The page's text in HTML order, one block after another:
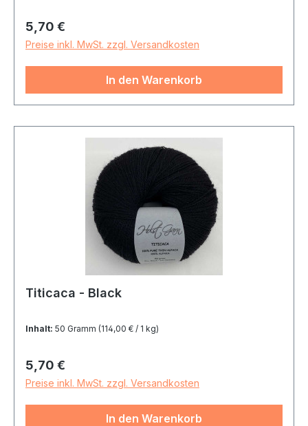
Regulärer Preis:
5,70 €
Preise inkl. MwSt. zzgl. Versandkosten
In den Warenkorb
Titicaca - Black
Inhalt: 50 Gramm (114,00 € / 1 kg)
Regulärer Preis:
5,70 €
Preise inkl. MwSt. zzgl. Versandkosten
In den Warenkorb